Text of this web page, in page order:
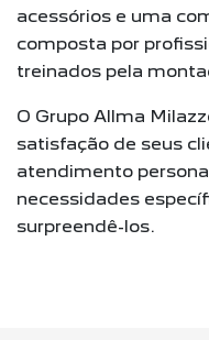
acessórios e uma
composta por
treinados pela
O Grupo Allma
satisfação de seus
atendimento
necessidades
surpreendê-los.